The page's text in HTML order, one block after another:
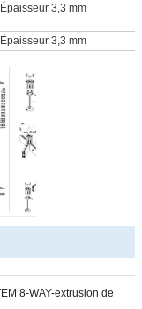
Épaisseur 3,3 mm
Épaisseur 3,3 mm
8-WAY-extrusion de